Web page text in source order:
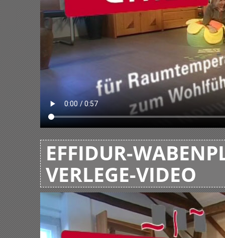
EFFIDUR-
VERLEGE-VIDEO